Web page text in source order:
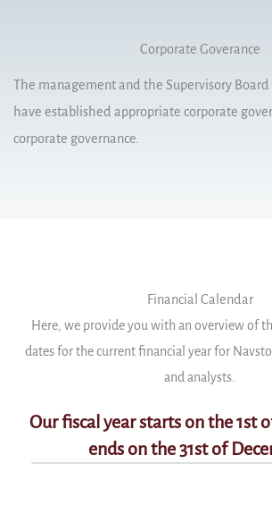
Corporate Goverance
The management and the Supervisory
have established appropriate corporate
corporate governance.
Financial Calendar
Here, we provide you with an overview of
dates for the current financial year for
and analysts.
Our fiscal year starts on the 1st
ends on the 31st of